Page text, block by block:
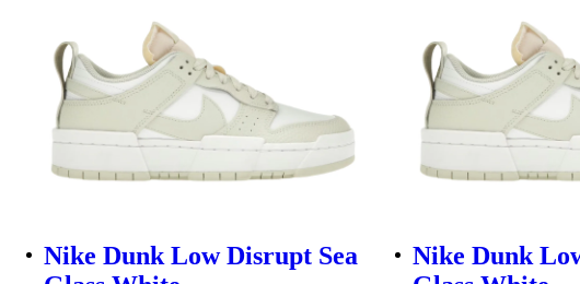
Nike Dunk Low Disrupt Sea
Nike Dunk